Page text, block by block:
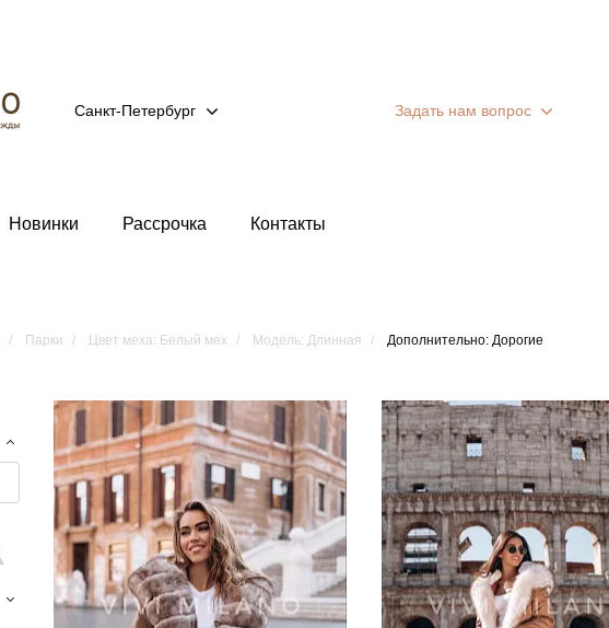
Санкт-Петербург Задать нам вопрос
Новинки Рассрочка Контакты
Парки Цвет меха: Белый мех Модель: Длинная Дополнительно: Дорогие